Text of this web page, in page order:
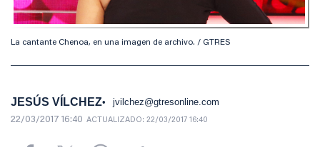
La cantante Chenoa, en una imagen de archivo. / GTRES
JESÚS VÍLCHEZ jvilchez@gtresonline.com
22/03/2017 16:40 ACTUALIZADO: 22/03/2017 16:40